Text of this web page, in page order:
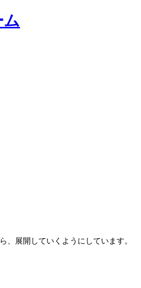
、展開していくようにしています。